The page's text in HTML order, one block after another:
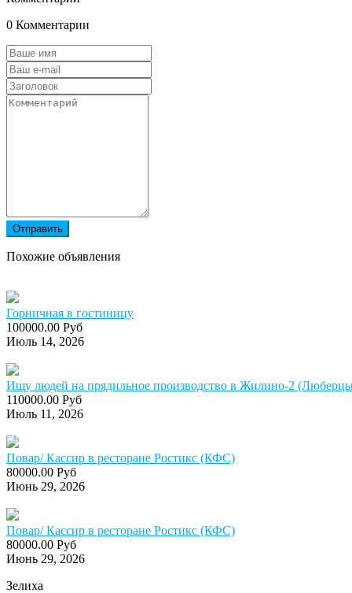
0 Комментарии
Отправить
Похожие объявления
Горничная в гостиницу
100000.00 Руб
Июль 14, 2026
Ищу людей на прядильное производство в Жилино-2
110000.00 Руб
Июль 11, 2026
Повар/ Кассир в ресторане Ростикс (КФС)
80000.00 Руб
Июнь 29, 2026
Повар/ Кассир в ресторане Ростикс (КФС)
80000.00 Руб
Июнь 29, 2026
Зелиха